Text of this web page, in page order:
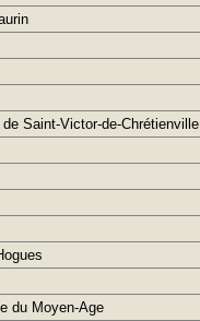
Saint-Victor-de-Chrétienville
du Moyen-Age